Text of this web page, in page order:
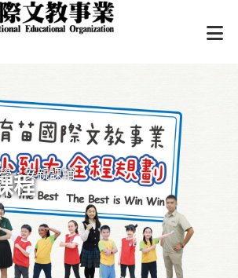
程
．安親課輔